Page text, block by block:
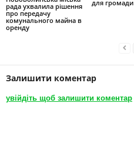
рада ухвалила рішення
про передачу
комунального майна в
оренду
для громади
Залишити коментар
увійдіть щоб залишити коментар